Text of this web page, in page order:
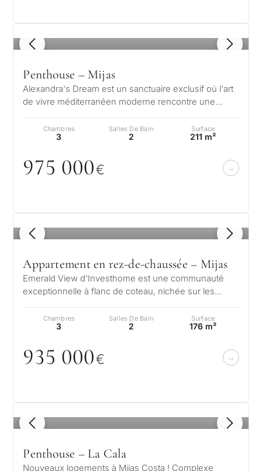
1 / 8
Penthouse – Mijas
Alexandra's Dream est un sanctuaire exclusif où l'art
de vivre méditerranéen moderne rencontre une
Chambres
3
Salles De Bain
2
Surface
211 m²
975 000€
1 / 8
Appartement en rez-de-chaussée – Mijas
Emerald View d'Investhome est une communauté
exceptionnelle à flanc de coteau, nichée sur les
Chambres
3
Salles De Bain
2
Surface
176 m²
935 000€
1 / 7
Penthouse – La Cala
Nouveaux logements à Mijas Costa ! Complexe